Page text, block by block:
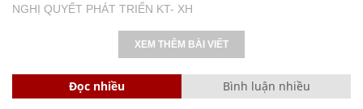
NGHỊ QUYẾT PHÁT TRIỂN KT- XH
XEM THÊM BÀI VIẾT
Đọc nhiều Bình luận nhiều